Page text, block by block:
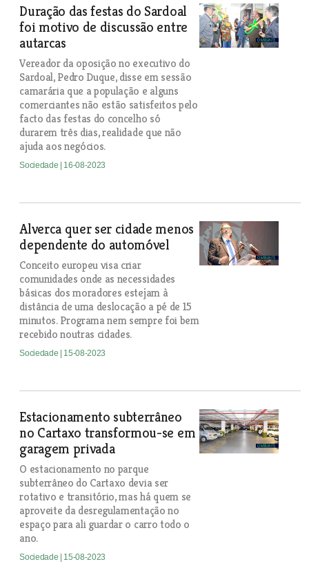
Duração das festas do Sardoal
foi motivo de discussão entre
autarcas
Vereador da oposição no executivo do
Sardoal, Pedro Duque, disse em sessão
camarária que a população e alguns
comerciantes não estão satisfeitos pelo
facto das festas do concelho só
durarem três dias, realidade que não
ajuda aos negócios.
Sociedade | 16-08-2023
Alverca quer ser cidade menos
dependente do automóvel
Conceito europeu visa criar
comunidades onde as necessidades
básicas dos moradores estejam à
distância de uma deslocação a pé de 15
minutos. Programa nem sempre foi bem
recebido noutras cidades.
Sociedade | 15-08-2023
Estacionamento subterrâneo
no Cartaxo transformou-se em
garagem privada
O estacionamento no parque
subterrâneo do Cartaxo devia ser
rotativo e transitório, mas há quem se
aproveite da desregulamentação no
espaço para ali guardar o carro todo o
ano.
Sociedade | 15-08-2023